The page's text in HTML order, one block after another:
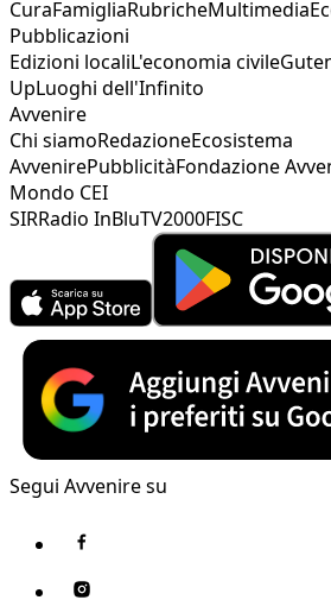
CuraFamigliaRubricheMultimedia
Pubblicazioni
Edizioni localiL'economia civile
UpLuoghi dell'Infinito
Avvenire
Chi siamoRedazioneEcosistema
AvvenirePubblicitàFondazione
Mondo CEI
SIRRadio InBluTV2000FISC
Segui Avvenire su